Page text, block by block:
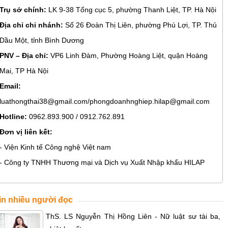
Trụ sở chính: LK 9-38 Tổng cục 5, phường Thanh Liệt, TP. Hà Nội
Địa chỉ chi nhánh: Số 26 Đoàn Thị Liên, phường Phú Lợi, TP. Thủ
Dầu Một, tỉnh Bình Dương
PNV – Địa chỉ: VP6 Linh Đàm, Phường Hoàng Liệt, quận Hoàng
Mai, TP Hà Nội
Email:
luathongthai38@gmail.com/phongdoanhnghiep.hilap@gmail.com
Hotline: 0962.893.900 / 0912.762.891
Đơn vị liên kết:
- Viện Kinh tế Công nghệ Việt nam
- Công ty TNHH Thương mại và Dịch vụ Xuất Nhập khẩu HILAP
nhiều người đọc
ThS. LS Nguyễn Thị Hồng Liên - Nữ luật sư tài ba,